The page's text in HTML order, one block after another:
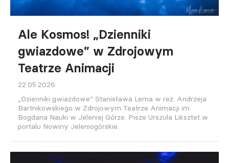
Ale Kosmos! „Dzienniki
gwiazdowe” w Zdrojowym
Teatrze Animacji
22.05.2026
„Dzienniki gwiazdowe” Stanisława Lema w reż. Andrzeja
Bartnikowskiego w Zdrojowym Teatrze Animacji im.
Bogdana Nauki w Jeleniej Górze. Pisze Urszula Liksztet w
portalu Nowiny Jeleniogórskie.